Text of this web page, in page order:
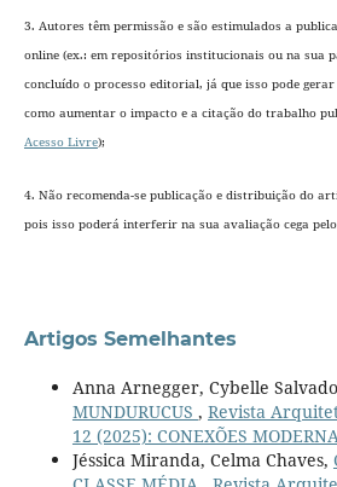
3. Autores têm permissão e são estimulados a
online (ex.: em repositórios institucionais ou na sua
concluído o processo editorial, já que isso pode
como aumentar o impacto e a citação do trabalho
Acesso Livre);
4. Não recomenda-se publicação e distribuição do
pois isso poderá interferir na sua avaliação cega
Artigos Semelhantes
Anna Arnegger, Cybelle
MUNDURUCUS , Revista
12 (2025): CONEXÕES
Jéssica Miranda, Celma Chaves,